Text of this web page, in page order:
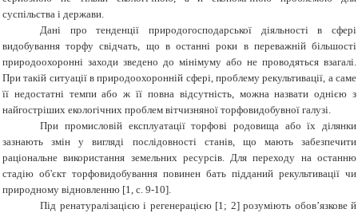
суспільства і держави.
Дані про тенденції природогосподарської діяльності в сфері
видобування торфу свідчать, що в останні роки в переважній більшості
природоохоронні заходи зведено до мінімуму або не проводяться взагалі.
При такій ситуації в природоохоронній сфері, проблему рекультивації, а саме
її недостатні темпи або ж її повна відсутність, можна назвати однією з
найгостріших екологічних проблем вітчизняної торфовидобувної галузі.
При промисловій експлуатації торфові родовища або їх ділянки
зазнають змін у вигляді послідовності станів, що мають забезпечити
раціональне використання земельних ресурсів. Для переходу на останню
стадію об'єкт торфовидобування повинен бать підданий рекультивації чи
природному відновленню [1, с. 9-10].
Під ренатуралізацією і регенерацією [1; 2] розуміють обов’язкове й